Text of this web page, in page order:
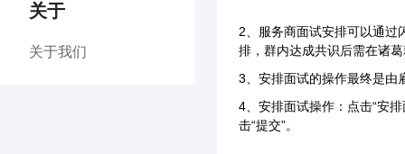
关于
关于我们
2、服务商面试安排可以通过
排，群内达成共识后需在诸
3、安排面试的操作最终是由
4、安排面试操作：点击“安
击“提交”。